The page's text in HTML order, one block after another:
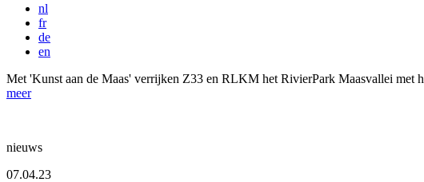
nl
fr
de
en
Met 'Kunst aan de Maas' verrijken Z33 en RLKM het RivierPark Maasvallei met
meer
nieuws
07.04.23